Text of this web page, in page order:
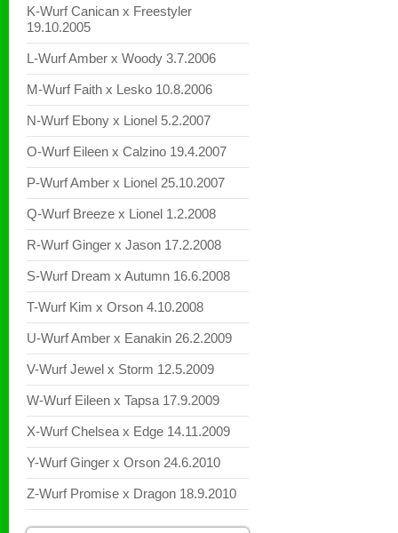
K-Wurf Canican x Freestyler
19.10.2005
L-Wurf Amber x Woody 3.7.2006
M-Wurf Faith x Lesko 10.8.2006
N-Wurf Ebony x Lionel 5.2.2007
O-Wurf Eileen x Calzino 19.4.2007
P-Wurf Amber x Lionel 25.10.2007
Q-Wurf Breeze x Lionel 1.2.2008
R-Wurf Ginger x Jason 17.2.2008
S-Wurf Dream x Autumn 16.6.2008
T-Wurf Kim x Orson 4.10.2008
U-Wurf Amber x Eanakin 26.2.2009
V-Wurf Jewel x Storm 12.5.2009
W-Wurf Eileen x Tapsa 17.9.2009
X-Wurf Chelsea x Edge 14.11.2009
Y-Wurf Ginger x Orson 24.6.2010
Z-Wurf Promise x Dragon 18.9.2010